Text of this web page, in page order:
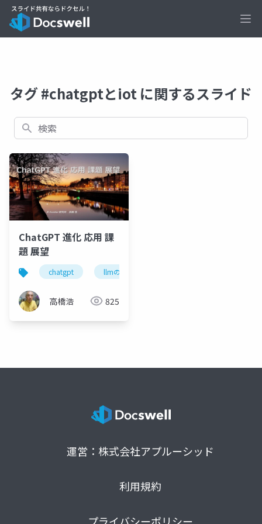
タグ #chatgptとiot に関するスライド
検索
ChatGPT 進化 応用 課
題 展望
chatgpt llmの進化
高橋浩 825
運営：株式会社アプルーシッド
利用規約
プライバシーポリシー